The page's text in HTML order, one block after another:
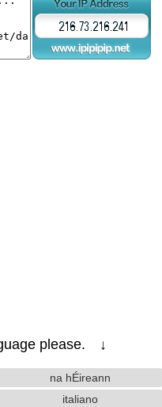
please. ↓
na hÉireann
italiano